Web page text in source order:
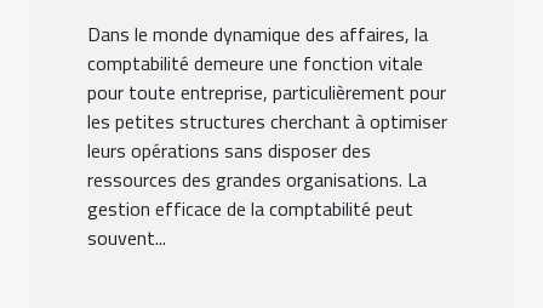
Dans le monde dynamique des affaires, la
comptabilité demeure une fonction vitale
pour toute entreprise, particulièrement pour
les petites structures cherchant à optimiser
leurs opérations sans disposer des
ressources des grandes organisations. La
gestion efficace de la comptabilité peut
souvent...